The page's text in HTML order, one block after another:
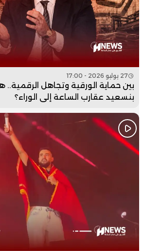
27 يوليو 2026 - 17:00
بين حماية الورقية وتجاهل الرقمية..
بنسعيد عقارب الساعة إلى الوراء؟